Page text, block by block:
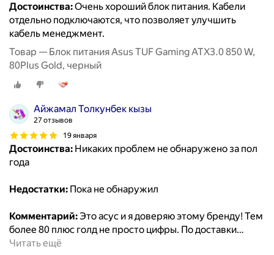
Достоинства:Очень хороший блок питания. Кабели
отдельно подключаются, что позволяет улучшить
кабель менеджмент.
Товар — Блок питания Asus TUF Gaming ATX3.0 850 W,
80Plus Gold, черный
Айжамал Толкунбек кызы
27 отзывов
19 января
Достоинства: Никаких проблем не обнаружено за пол
года
Недостатки: Пока не обнаружил
Комментарий:Это асус и я доверяю этому бренду! Тем
более 80 плюс голд не просто цифры. По доставки…
Читать ещё